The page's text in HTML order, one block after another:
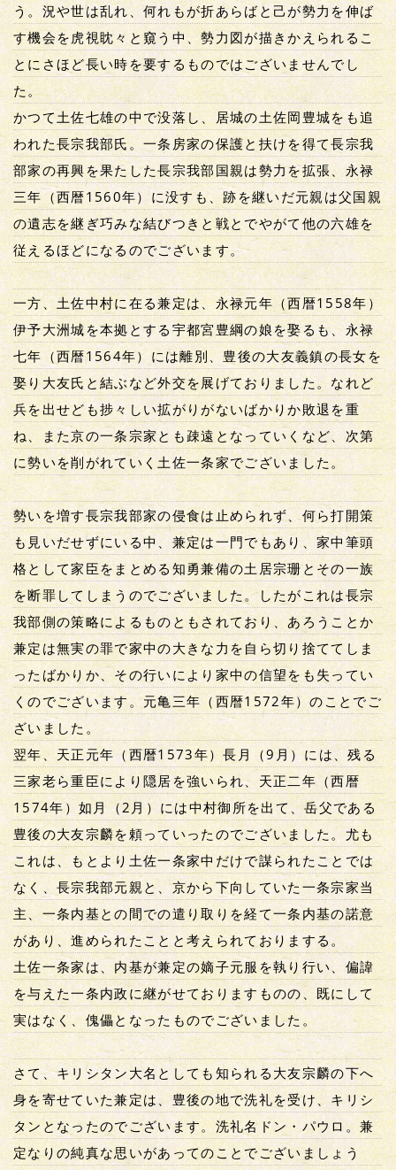
う。況や世は乱れ、何れもが折あらばと己が勢力を伸ば
す機会を虎視眈々と窺う中、勢力図が描きかえられるこ
とにさほど長い時を要するものではございませんでし
た。
かつて土佐七雄の中で没落し、居城の土佐岡豊城をも追
われた長宗我部氏。一条房家の保護と扶けを得て長宗我
部家の再興を果たした長宗我部国親は勢力を拡張、永禄
三年（西暦1560年）に没すも、跡を継いだ元親は父国親
の遺志を継ぎ巧みな結びつきと戦とでやがて他の六雄を
従えるほどになるのでございます。
一方、土佐中村に在る兼定は、永禄元年（西暦1558年）
伊予大洲城を本拠とする宇都宮豊綱の娘を娶るも、永禄
七年（西暦1564年）には離別、豊後の大友義鎮の長女を
娶り大友氏と結ぶなど外交を展げておりました。なれど
兵を出せども捗々しい拡がりがないばかりか敗退を重
ね、また京の一条宗家とも疎遠となっていくなど、次第
に勢いを削がれていく土佐一条家でございました。
勢いを増す長宗我部家の侵食は止められず、何ら打開策
も見いだせずにいる中、兼定は一門でもあり、家中筆頭
格として家臣をまとめる知勇兼備の土居宗珊とその一族
を断罪してしまうのでございました。したがこれは長宗
我部側の策略によるものともされており、あろうことか
兼定は無実の罪で家中の大きな力を自ら切り捨ててしま
ったばかりか、その行いにより家中の信望をも失ってい
くのでございます。元亀三年（西暦1572年）のことでご
ざいました。
翌年、天正元年（西暦1573年）長月（9月）には、残る
三家老ら重臣により隠居を強いられ、天正二年（西暦
1574年）如月（2月）には中村御所を出て、岳父である
豊後の大友宗麟を頼っていったのでございました。尤も
これは、もとより土佐一条家中だけで謀られたことでは
なく、長宗我部元親と、京から下向していた一条宗家当
主、一条内基との間での遣り取りを経て一条内基の諾意
があり、進められたことと考えられておりまする。
土佐一条家は、内基が兼定の嫡子元服を執り行い、偏諱
を与えた一条内政に継がせておりますものの、既にして
実はなく、傀儡となったものでございました。
さて、キリシタン大名としても知られる大友宗麟の下へ
身を寄せていた兼定は、豊後の地で洗礼を受け、キリシ
タンとなったのでございます。洗礼名ドン・パウロ。兼
定なりの純真な思いがあってのことでございましょう